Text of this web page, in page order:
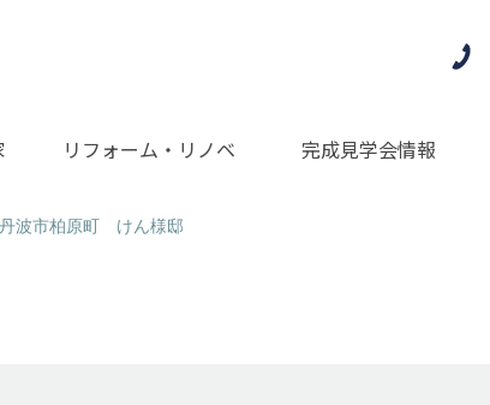
リフォーム・リノベ 完成見学会情報
丹波市柏原町 けん様邸